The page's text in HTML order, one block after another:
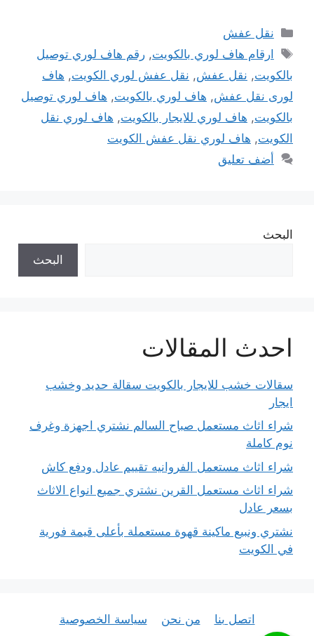
التصنيفات
نقل عفش
الوسوم
ارقام هاف لوري بالكويت,رقم هاف لوري توصيل
بالكويت, نقل عفش, نقل عفش لوري الكويت, هاف
لورى نقل عفش, هاف لوري بالكويت, هاف لوري توصيل
بالكويت, هاف لوري للايجار بالكويت, هاف لوري نقل
الكويت, هاف لوري نقل عفش الكويت
أضف تعليق
البحث
البحث
احدث المقالات
سقالات خشب للايجار بالكويت سقالة حديد وخشب
ايجار
شراء اثاث مستعمل صباح السالم نشتري اجهزة وغرف
نوم كاملة
شراء اثاث مستعمل الفروانيه تقييم عادل ودفع كاش
شراء اثاث مستعمل القرين نشتري جميع انواع الاثاث
بسعر عادل
نشتري ونبيع ماكينة قهوة مستعملة بأعلى قيمة فورية
في الكويت
اتصل بنا من نحن سياسة الخصوصية